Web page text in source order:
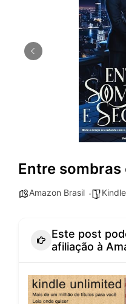
Entre sombras
Amazon Brasil
Este post
afiliação à